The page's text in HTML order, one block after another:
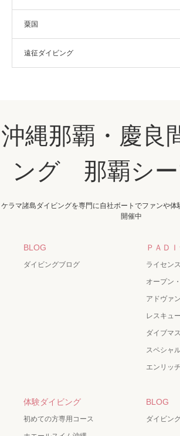
粟国
遠征ダイビング
沖縄那覇・慶良
ング 那覇シー
ケラマ諸島ダイビングを専門に自社ボートでファンや
開催中
BLOG
ダイビングブログ
ＰＡＤ
ライセン
オープン
アドヴァ
レスキュー
ダイブマ
スペシャ
エンリッ
体験ダイビング
初めての方専用コース
BLOG
ダイビン